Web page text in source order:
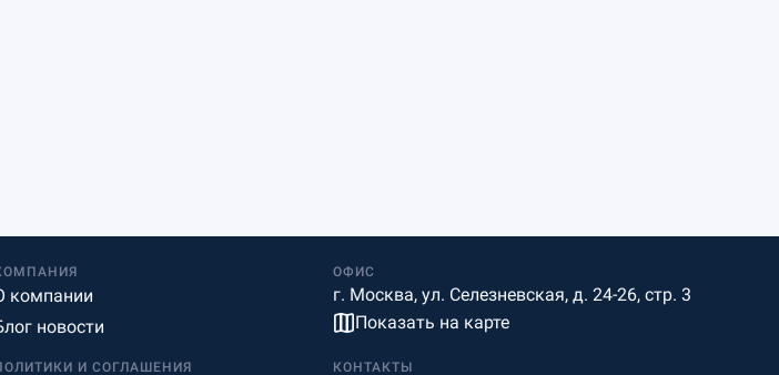
компании
новости
ОФИС
г. Москва, ул. Селезневская, д. 24-26, стр. 3
Показать на карте
И СОГЛАШЕНИЯ КОНТАКТЫ